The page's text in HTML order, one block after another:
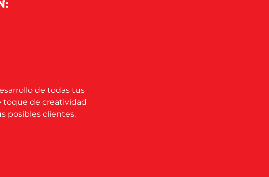
de todas tus
toque de creatividad
posibles clientes.